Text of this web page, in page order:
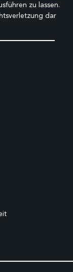
zu lassen.
dar